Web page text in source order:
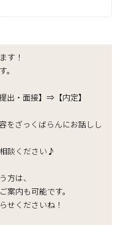
す！
出・面接】⇒【内定】
をざっくばらんにお話しし
談ください♪
方は、
内も可能です。
せくださいね！